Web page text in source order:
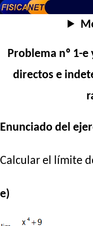
Problema nº 1-
directos e
Enunciado del
Calcular el límite
e)